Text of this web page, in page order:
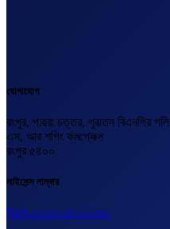
যোগাযোগ
রংপুর, পায়রা চত্তর, পুরাতন বিএনপির গলি
এস, আর শপিং কমপ্লেক্স
রংপুর ৫৪০০
লাইসেন্স নাম্বার
বিএল-২০২৩-২৪০০০১৬২